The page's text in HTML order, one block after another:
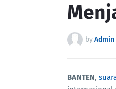
byAdmin
BANTEN,